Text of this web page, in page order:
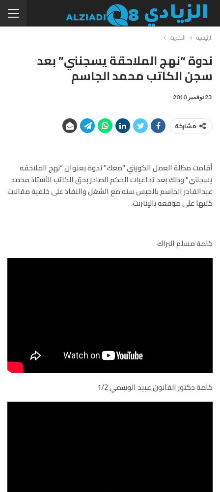
الرئيسية الكويت
ندوة “نهج الملاحقة يسجنني” بعد
سجن الكاتب محمد الجاسم
23 نوفمبر 2010
مشاركة
أقامت مظلة العمل الكويتي “معك” ندوة بعنوان “نهج الملاحقه
يسجنني” وذلك بعد تداعيات الحكم الصادر بحق الكاتب الأستاذ محمد
عبدالقادر الجاسم بالحبس سنه مع الشغل والنفاذ على خلفية مقالات
كتبها على موقعه بالإنترنت.
كلمة مسلم البراك
كلمة دكتور القانون عبيد الوسمي 1/2